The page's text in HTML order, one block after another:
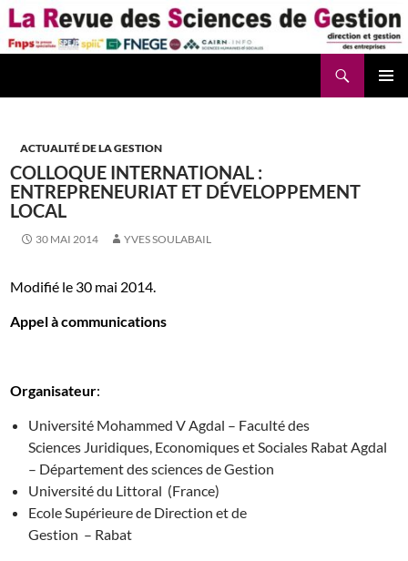
Aller
au
contenu
ACTUALITÉ DE LA GESTION
COLLOQUE INTERNATIONAL :
ENTREPRENEURIAT ET DÉVELOPPEMENT
LOCAL
30 MAI 2014 YVES SOULABAIL
Modifié le 30 mai 2014.
Appel à communications
Organisateur:
Université Mohammed V Agdal – Faculté des
Sciences Juridiques, Economiques et Sociales Rabat Agdal
– Département des sciences de Gestion
Université du Littoral (France)
Ecole Supérieure de Direction et de
Gestion – Rabat